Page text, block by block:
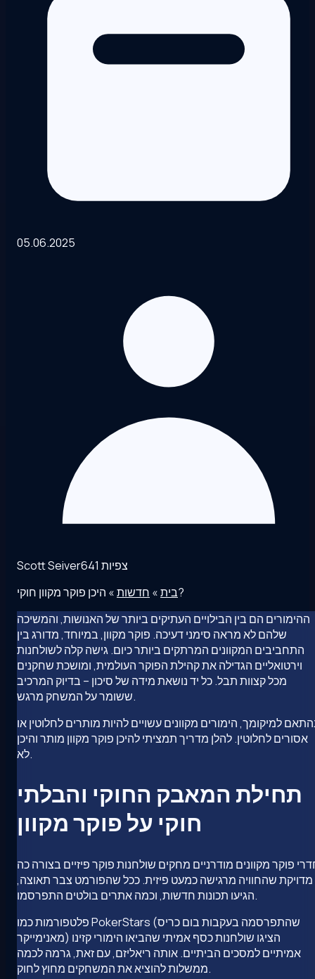
05.06.2025
Scott Seiver
641 צפיות
בית» חדשות»
היכן פוקר מקוון חוקי?
ההימורים הם בין הבילויים העתיקים ביותר של האנושות, והמשיכה
שלהם לא מראה סימני דעיכה. פוקר מקוון, במיוחד, מדורג בין
התחביבים המקוונים המרתקים ביותר כיום. גישה קלה לשולחנות
וירטואליים הגדילה את קהילת הפוקר העולמית, ומושכת שחקנים
מכל קצוות תבל. כל יד נושאת מידה של סיכון – בדיוק המרכיב
ששומר על המשחק מרגש.
למיקומך, הימורים מקוונים עשויים להיות מותרים לחלוטין או
אסורים לחלוטין. להלן מדריך תמציתי להיכן פוקר מקוון מותר והיכן
לא.
תחילת המאבק החוקי והבלתי
חוקי על פוקר מקוון
פוקר מקוונים מודרניים מחקים שולחנות פוקר פיזיים בצורה כה
מדויקת שהחוויה מרגישה כמעט פיזית. ככל שהפורמט צבר תאוצה,
הגיעו תכונות חדשות, וכמה אתרים בולטים התפרסמו.
פלטפורמות כמו PokerStars (שהתפרסמה בעקבות בום כריס
מאנימייקר) הציגו שולחנות כסף אמיתי שהביאו הימורי קזינו
אמיתיים למסכים הביתיים. אותה ריאליזם, עם זאת, גרמה לכמה
ממשלות להוציא את המשחקים מחוץ לחוק.